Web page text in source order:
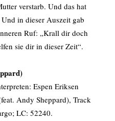
verstarb. Und das hat
in dieser Auszeit gab
Ruf: „Krall dir doch
sie dir in dieser Zeit“.
Espen Eriksen
Andy Sheppard), Track
LC: 52240.